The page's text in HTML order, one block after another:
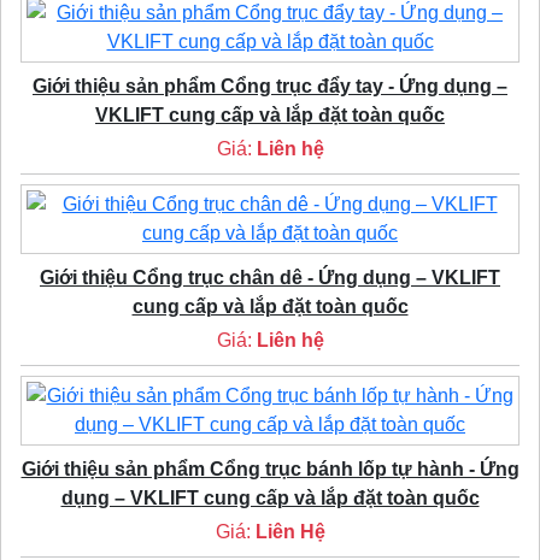
Giới thiệu sản phẩm Cổng trục đẩy tay - Ứng dụng –
VKLIFT cung cấp và lắp đặt toàn quốc
Giá: Liên hệ
Giới thiệu Cổng trục chân dê - Ứng dụng – VKLIFT
cung cấp và lắp đặt toàn quốc
Giá: Liên hệ
Giới thiệu sản phẩm Cổng trục bánh lốp tự hành - Ứng
dụng – VKLIFT cung cấp và lắp đặt toàn quốc
Giá: Liên Hệ